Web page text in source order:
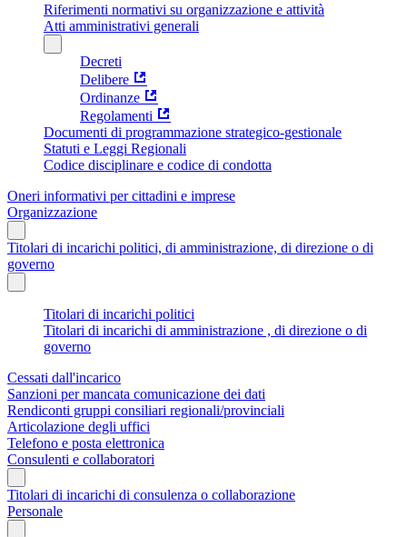
Riferimenti normativi su organizzazione e attività
Atti amministrativi generali
Decreti
Delibere
Ordinanze
Regolamenti
Documenti di programmazione strategico-gestionale
Statuti e Leggi Regionali
Codice disciplinare e codice di condotta
Oneri informativi per cittadini e imprese
Organizzazione
Titolari di incarichi politici, di amministrazione, di direzione o di
governo
Titolari di incarichi politici
Titolari di incarichi di amministrazione , di direzione o di
governo
Cessati dall'incarico
Sanzioni per mancata comunicazione dei dati
Rendiconti gruppi consiliari regionali/provinciali
Articolazione degli uffici
Telefono e posta elettronica
Consulenti e collaboratori
Titolari di incarichi di consulenza o collaborazione
Personale